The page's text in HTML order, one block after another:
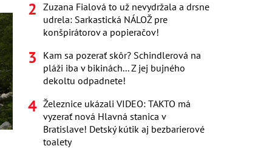
Zuzana Fialová to už nevydržala a drsne
udrela: Sarkastická NÁLOŽ pre
konšpirátorov a popieračov!
Kam sa pozerať skôr? Schindlerová na
pláži iba v bikinách... Z jej bujného
dekoltu odpadnete!
Železnice ukázali VIDEO: TAKTO má
vyzerať nová Hlavná stanica v
Bratislave! Detský kútik aj bezbarierové
toalety